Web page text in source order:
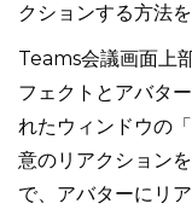
クションする方法
Teams会議画面上
フェクトとアバタ
れたウィンドウの
意のリアクション
で、アバターにリ